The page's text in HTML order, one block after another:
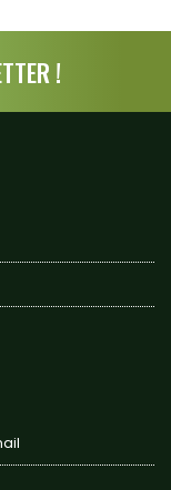
!